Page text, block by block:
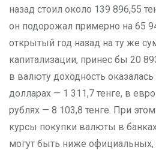
назад стоил около 139 896,55
он подорожал примерно на 65
открытый год назад на ту же
капитализации, принес бы 20
в валюту доходность
долларах — 1 311,7 тенге, в
рублях — 8 103,8 тенге. При
курсы покупки валюты в
могут быть ниже официальных,